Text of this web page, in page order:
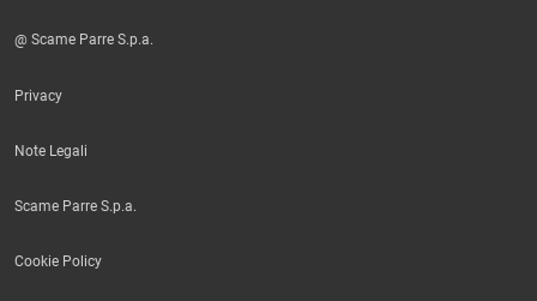
@ Scame Parre S.p.a.
Privacy
Note Legali
Scame Parre S.p.a.
Cookie Policy